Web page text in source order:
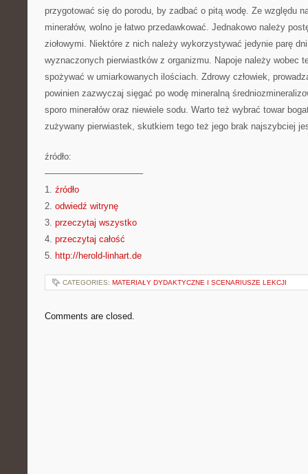
przygotować się do porodu, by zadbać o pitą wodę. Ze względu
minerałów, wolno je łatwo przedawkować. Jednakowo należy
ziołowymi. Niektóre z nich należy wykorzystywać jedynie parę
wyznaczonych pierwiastków z organizmu. Napoje należy wobec
spożywać w umiarkowanych ilościach. Zdrowy człowiek,
powinien zazwyczaj sięgać po wodę mineralną
sporo minerałów oraz niewiele sodu. Warto też wybrać towar
zużywany pierwiastek, skutkiem tego też jego brak najszybciej
źródło:
———————————
1. źródło
2. odwiedź witrynę
3. przeczytaj wszystko
4. przeczytaj całość
5. http://herold-linhart.de
CATEGORIES: MATERIAŁY DYDAKTYCZNE I SCENARIUSZE LEKCJI
Comments are closed.